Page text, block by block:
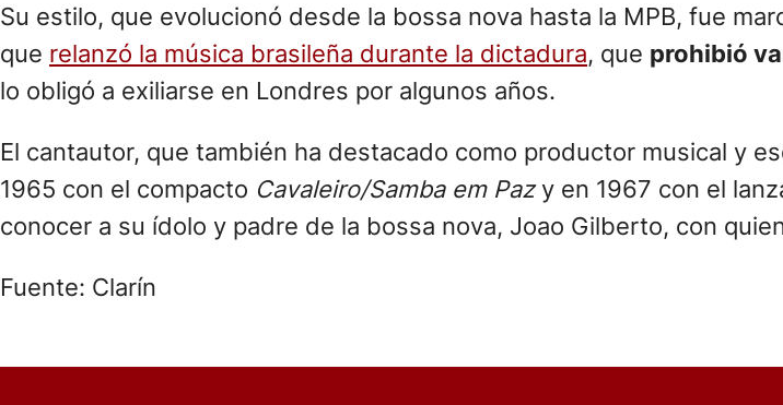
Su estilo, que evolucionó desde la bossa nova hasta la MPB, fue
que relanzó la música brasileña durante la dictadura, que prohibió
lo obligó a exiliarse en Londres por algunos años.
El cantautor, que también ha destacado como productor musical y
1965 con el compacto Cavaleiro/Samba em Pazy en 1967 con el
conocer a su ídolo y padre de la bossa nova, Joao Gilberto, con
Fuente: Clarín